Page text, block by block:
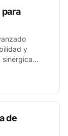
y
sinérgica
articular
de